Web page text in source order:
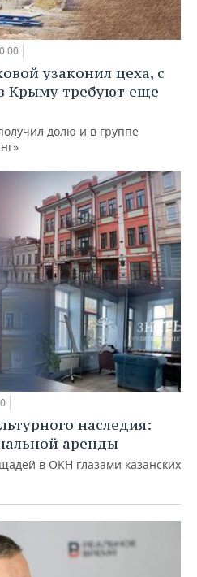
узаконил цеха, с
Крыму требуют еще
долю и в группе
наследия:
аренды
в ОКН глазами казанских